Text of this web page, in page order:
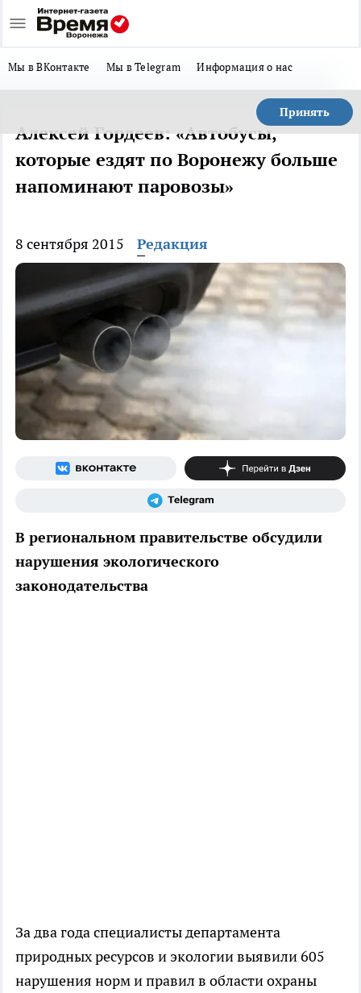
Мы в ВКонтакте Мы в Telegram Информация о нас
Принять
Алексей Гордеев: «Автобусы,
которые ездят по Воронежу больше
напоминают паровозы»
8 сентября 2015 Редакция
В региональном правительстве обсудили
нарушения экологического
законодательства
За два года специалисты департамента
природных ресурсов и экологии выявили 605
нарушения норм и правил в области охраны